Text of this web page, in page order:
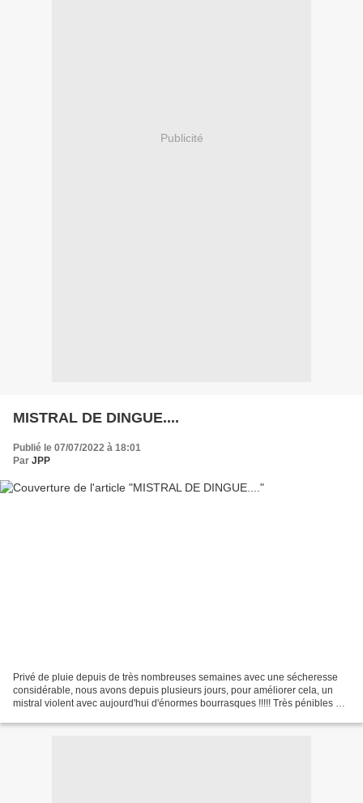
Publicité
MISTRAL DE DINGUE....
Publié le 07/07/2022 à 18:01
Par JPP
Privé de pluie depuis de très nombreuses semaines avec une sécheresse
considérable, nous avons depuis plusieurs jours, pour améliorer cela, un
mistral violent avec aujourd'hui d'énormes bourrasques !!!!! Très pénibles et